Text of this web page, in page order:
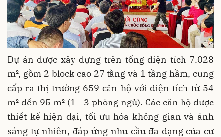
Dự án được xây dựng trên tổng diện tích 7.028
m², gồm 2 block cao 27 tầng và 1 tầng hầm, cung
cấp ra thị trường 659 căn hộ với diện tích từ 54
m² đến 95 m² (1 - 3 phòng ngủ). Các căn hộ được
thiết kế hiện đại, tối ưu hóa không gian và ánh
sáng tự nhiên, đáp ứng nhu cầu đa dạng của cư